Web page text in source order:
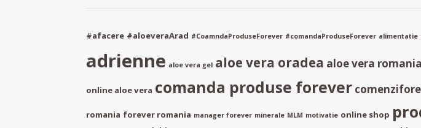
#afacere #aloeveraArad #CoamndaProduseForever #comandaProduseForever alimentatie
adrienne aloe vera gel aloe vera oradea aloe vera romania
online aloe vera comanda produse forever
romania forever romania manager forever minerale MLM motivatie online shop